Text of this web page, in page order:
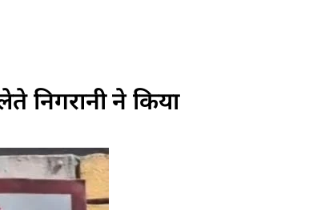
निगरानी ने किया